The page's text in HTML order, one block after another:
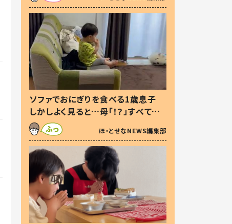
ソファでおにぎりを食べる1歳息子
しかしよく見ると…母「！？」すべてを
察した母の投稿に「可愛いから許
す！」「現行犯〜」
ほ・とせなNEWS編集部